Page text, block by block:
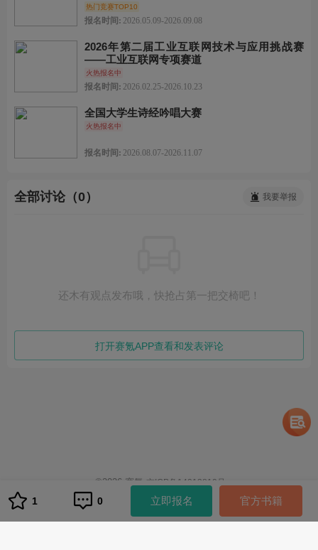
热门竞赛TOP10
报名时间: 2026.05.09-2026.09.08
2026年第二届工业互联网技术与应用挑战赛
——工业互联网专项赛道
火热报名中
报名时间: 2026.02.25-2026.10.23
全国大学生诗经吟唱大赛
火热报名中
报名时间: 2026.08.07-2026.11.07
全部讨论（0） 我要举报
还木有观点发布哦，快抢占第一把交椅吧！
打开赛氪APP查看和发表评论
队伍管理
1 0 立即报名 官方书籍
©2026 赛氪 京ICP备14013810号